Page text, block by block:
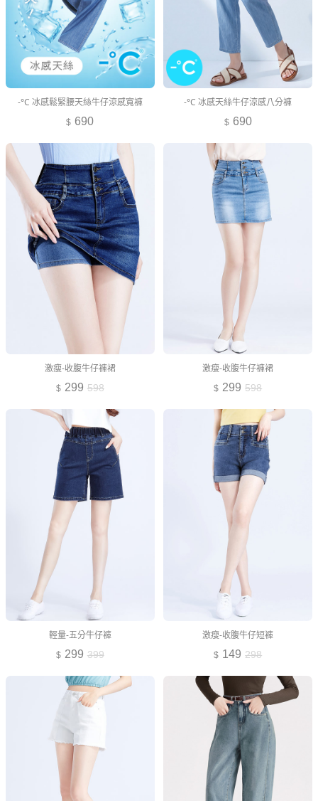
-°C 冰感鬆緊腰天絲牛仔涼感寬褲
690
-°C 冰感天絲牛仔涼感八分褲
690
激瘦-收腹牛仔褲裙
299 598
激瘦-收腹牛仔褲裙
299 598
輕量-五分牛仔褲
299 399
激瘦-收腹牛仔短褲
149 298